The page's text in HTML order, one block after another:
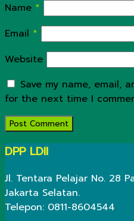
Name *
Email *
Website
Save my name, email,
for the next time I
DPP LDII
Jl. Tentara Pelajar No. 28
Jakarta Selatan.
Telepon: 0811-8604544